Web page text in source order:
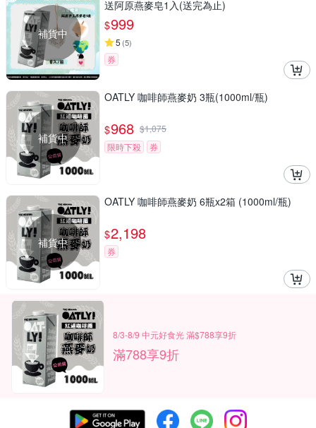
補貨中
送阿原燕麥皂1入(送完為止)
$999
5 (5)
券
補貨中
OATLY 咖啡師燕麥奶 3瓶(1000ml/瓶)
$968 $1,075
限時下殺
券
補貨中
OATLY 咖啡師燕麥奶 6瓶x2箱 (1000ml/瓶)
$2,198
券
8/3-8/9 中元好食光 滿$788享9折
滿788享9折